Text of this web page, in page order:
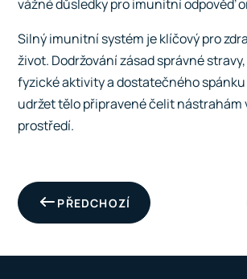
vážné důsledky pro imunitní odpověď
Silný imunitní systém je klíčový pro
život. Dodržování zásad správné
fyzické aktivity a dostatečného
udržet tělo připravené čelit nástrahám
prostředí.
PŘEDCHOZÍ